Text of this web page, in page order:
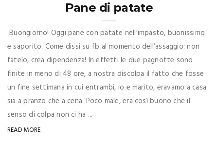
Pane di patate
Buongiorno! Oggi pane con patate nell’impasto, buonissimo
e saporito. Come dissi su fb al momento dell’assaggio: non
fatelo, crea dipendenza! In effetti le due pagnotte sono
finite in meno di 48 ore, a nostra discolpa il fatto che fosse
un fine settimana in cui entrambi, io e marito, eravamo a casa
sia a pranzo che a cena. Poco male, era così buono che il
senso di colpa non ci ha ...
READ MORE